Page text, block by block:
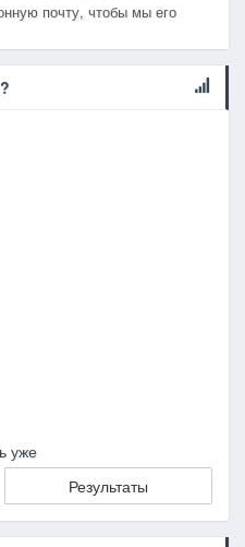
почту, чтобы мы его
уже
Результаты